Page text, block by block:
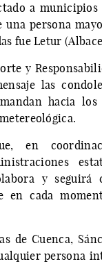
a
persona
fue Letur
y
las
hacia
en
y
en cada
de Cuenca,
persona